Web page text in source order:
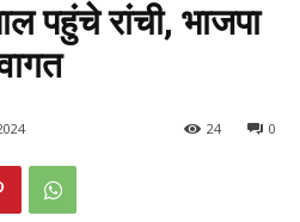
पहुंचे रांची, भाजपा
0
24